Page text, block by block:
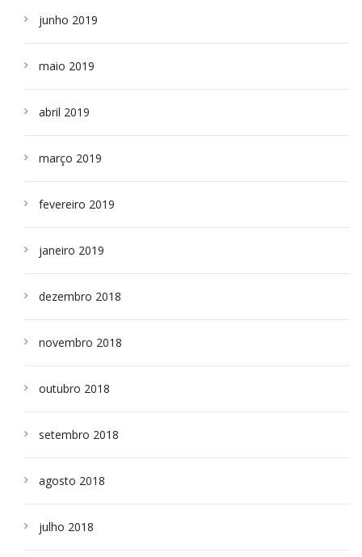
junho 2019
maio 2019
abril 2019
março 2019
fevereiro 2019
janeiro 2019
dezembro 2018
novembro 2018
outubro 2018
setembro 2018
agosto 2018
julho 2018